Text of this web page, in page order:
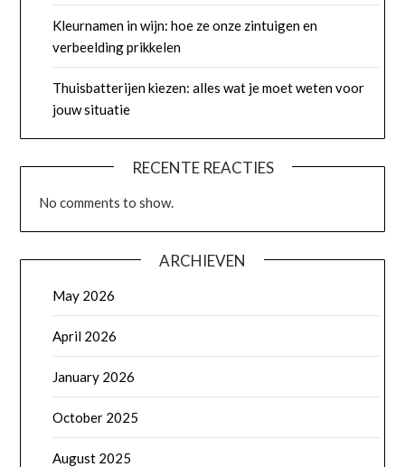
Kleurnamen in wijn: hoe ze onze zintuigen en
verbeelding prikkelen
Thuisbatterijen kiezen: alles wat je moet weten voor
jouw situatie
RECENTE REACTIES
No comments to show.
ARCHIEVEN
May 2026
April 2026
January 2026
October 2025
August 2025